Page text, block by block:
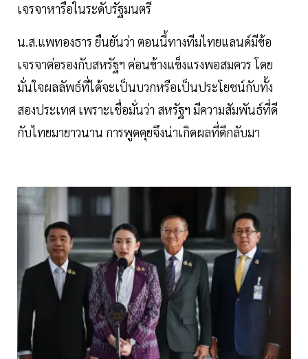
เจรจาหารือในระดับรัฐมนตรี
น.ส.แพทองธาร ยืนยันว่า ตอนนี้ทางทีมไทยแลนด์มีข้อ
เจรจาต่อรองกับสหรัฐฯ ค่อนข้างแข็งแรงพอสมควร โดย
มั่นใจผลลัพธ์ที่ได้จะเป็นบวกหรือเป็นประโยชน์กับทั้ง
สองประเทศ เพราะเชื่อมั่นว่า สหรัฐฯ มีความสัมพันธ์ที่ดี
กับไทยมายาวนาน การพูดคุยจึงน่าเกิดผลที่ดีกลับมา